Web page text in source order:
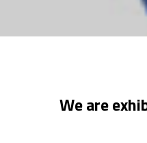
We are